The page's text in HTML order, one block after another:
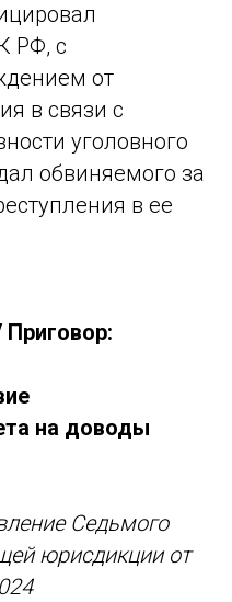
РФ, с
от
в связи с
уголовного
обвиняемого за
в ее
Приговор:
на доводы
Седьмого
юрисдикции от